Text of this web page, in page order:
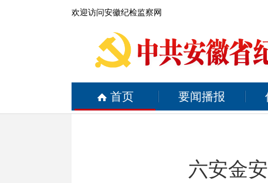
欢迎访问安徽纪检监察网
首页 要闻播报
六安金